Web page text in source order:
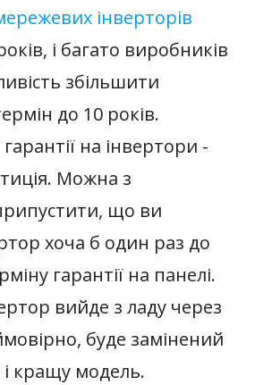
інверторів
і багато виробників
збільшити
до 10 років.
на інвертори -
Можна з
що ви
хоча б один раз до
гарантії на панелі.
вийде з ладу через
буде замінений
кращу модель.